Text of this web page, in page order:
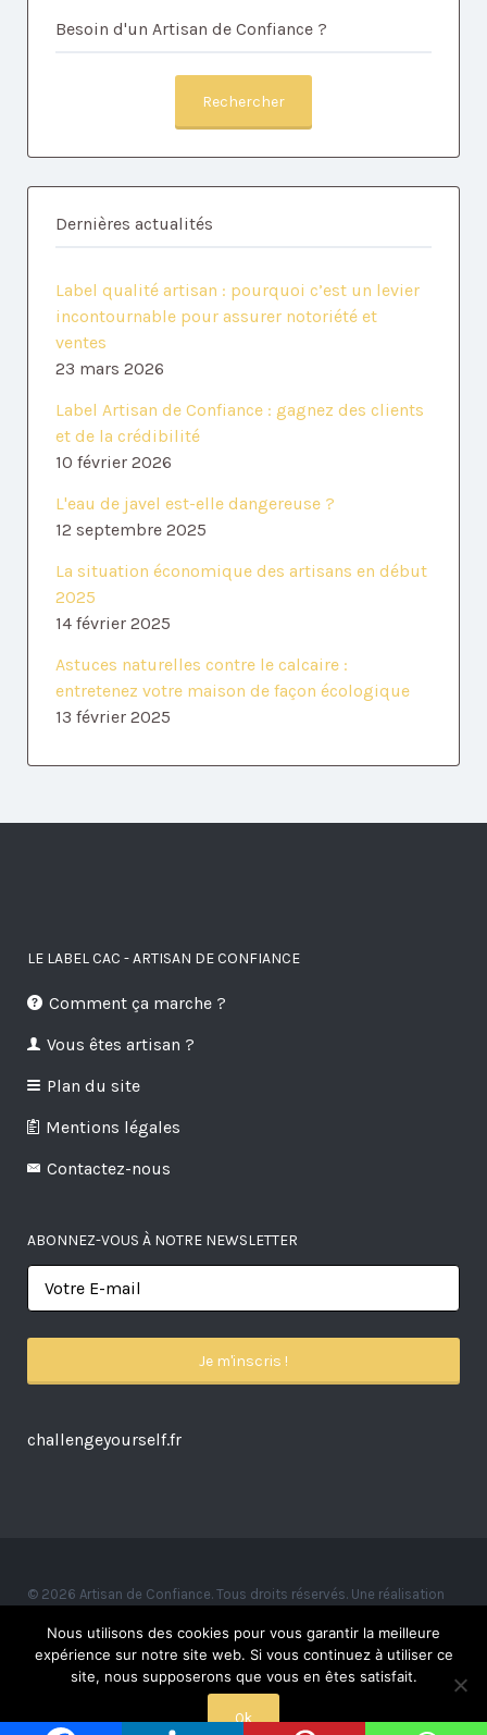
Besoin d'un Artisan de Confiance ?
Rechercher
Dernières actualités
Label qualité artisan : pourquoi c’est un levier
incontournable pour assurer notoriété et
ventes
23 mars 2026
Label Artisan de Confiance : gagnez des clients
et de la crédibilité
10 février 2026
L'eau de javel est-elle dangereuse ?
12 septembre 2025
La situation économique des artisans en début
2025
14 février 2025
Astuces naturelles contre le calcaire :
entretenez votre maison de façon écologique
13 février 2025
LE LABEL CAC - ARTISAN DE CONFIANCE
Comment ça marche ?
Vous êtes artisan ?
Plan du site
Mentions légales
Contactez-nous
ABONNEZ-VOUS À NOTRE NEWSLETTER
challengeyourself.fr
© 2026 Artisan de Confiance. Tous droits réservés. Une réalisation
Nous utilisons des cookies pour vous garantir la meilleure
expérience sur notre site web. Si vous continuez à utiliser ce
site, nous supposerons que vous en êtes satisfait.
Ok